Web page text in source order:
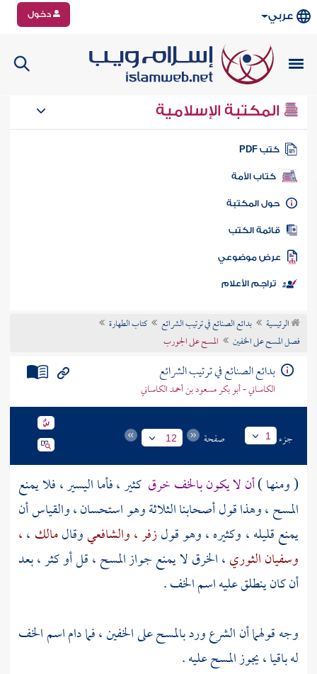
عربي دخول
المكتبة الإسلامية
كتب PDF
كتاب الأمة
المكتبة
الكتب
موضوعي
تراجم الأعلام
الرئيسية بدائع الصنائع في ترتيب الشرائع
كتاب الطهارة
فصل المسح على الخفين
المسح على الجورب
بدائع الصنائع في ترتيب الشرائع
الكاساني - أبو بكر مسعود بن أحمد الكاساني
جزء 1 صفحة 12
( ومنها )أن لا يكون بالخف خرق كثير ، فأما اليسير ، فلا يمنع
المسح ، وهذا قولأصحابنا الثلاثةوهو استحسان ، والقياس أن
يمنع قليله ، وكثيره ، وهو قولزفر، والشافعيوقالمالك ،،
وسفيان الثوري، الخرق لا يمنع جواز المسح ، قل أو كثر ، بعد
أن كان ينطلق عليه اسم الخف .
وجه قولهما أن الشرع ورد بالمسح على الخفين ، فما دام اسم الخف
له باقيا ، يجوز المسح عليه .